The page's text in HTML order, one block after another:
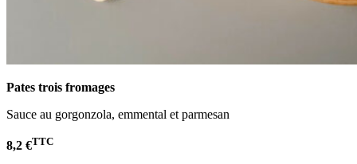
Pates trois fromages
Sauce au gorgonzola, emmental et parmesan
8,2 €TTC